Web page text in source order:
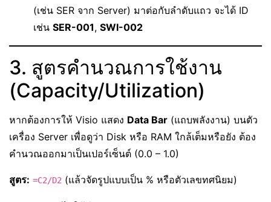
(เช่น SER จาก Server) มาต่อกับลำดับแถว จะได้ ID
เช่น SER-001, SWI-002
3. สูตรคำนวณการใช้งาน
(Capacity/Utilization)
หากต้องการให้ Visio แสดง Data Bar (แถบพลังงาน) บนตัว
เครื่อง Server เพื่อดูว่า Disk หรือ RAM ใกล้เต็มหรือยัง ต้อง
คำนวณออกมาเป็นเปอร์เซ็นต์ (0.0 – 1.0)
สูตร: =C2/D2 (แล้วจัดรูปแบบเป็น % หรือตัวเลขทศนิยม)